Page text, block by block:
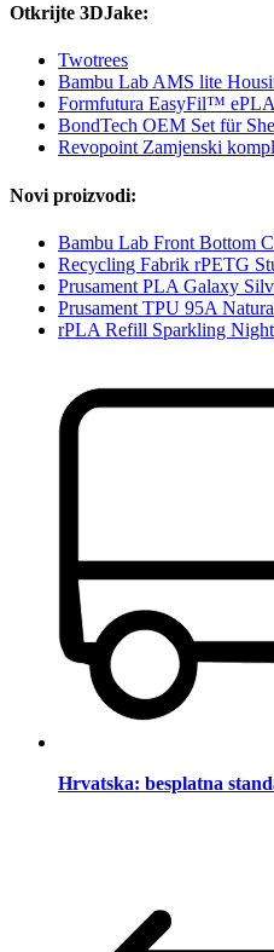
Otkrijte 3DJake:
Twotrees
Bambu Lab AMS lite
Formfutura EasyFil™
BondTech OEM Set für
Revopoint Zamjenski
Novi proizvodi:
Bambu Lab Front Bottom
Recycling Fabrik rPETG
Prusament PLA Galaxy
Prusament TPU 95A
rPLA Refill Sparkling
Hrvatska: besplatna